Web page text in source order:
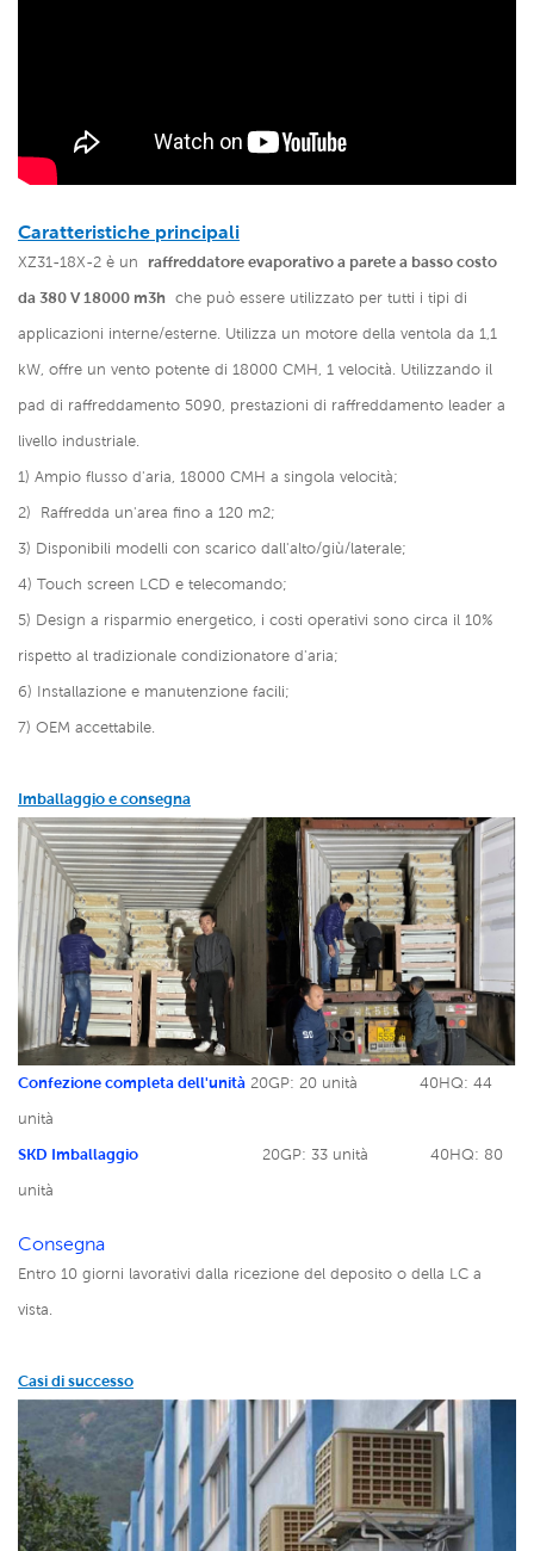
Caratteristiche principali
XZ31-18X-2 è un raffreddatore evaporativo a parete a basso costo
da 380 V 18000 m3h che può essere utilizzato per tutti i tipi di
applicazioni interne/esterne. Utilizza un motore della ventola da 1,1
kW, offre un vento potente di 18000 CMH, 1 velocità. Utilizzando il
pad di raffreddamento 5090, prestazioni di raffreddamento leader a
livello industriale.
1) Ampio flusso d'aria, 18000 CMH a singola velocità;
2) Raffredda un'area fino a 120 m2;
3) Disponibili modelli con scarico dall'alto/giù/laterale;
4) Touch screen LCD e telecomando;
5) Design a risparmio energetico, i costi operativi sono circa il 10%
rispetto al tradizionale condizionatore d'aria;
6) Installazione e manutenzione facili;
7) OEM accettabile.
Imballaggio e consegna
Confezione completa dell'unità 20GP: 20 unità
40HQ: 44
unità
SKD Imballaggio
20GP: 33 unità
40HQ: 80
unità
Consegna
Entro 10 giorni lavorativi dalla ricezione del deposito o della LC a
vista.
Casi di successo